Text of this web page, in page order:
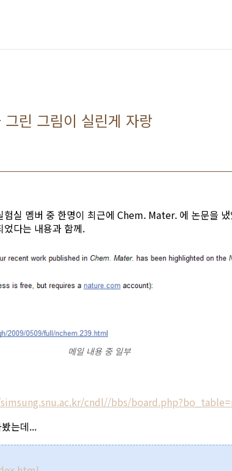
린 그림이 실린게 자랑
험실 멤버 중 한명이 최근에 Chem. Mater. 에 논문을
었다는 내용과 함께.
메일 내용 중 일부
cndl//bbs/
는데...